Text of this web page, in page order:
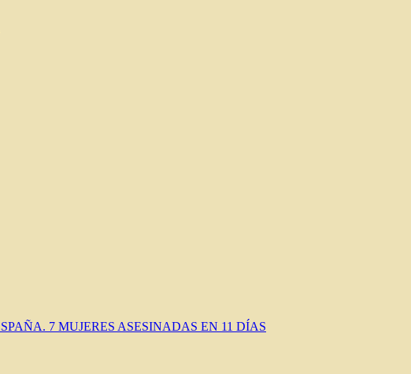
7 MUJERES ASESINADAS EN 11 DÍAS